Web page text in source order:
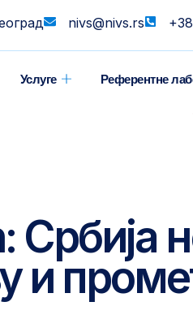
nivs@nivs.rs
Услуге Референтне
и